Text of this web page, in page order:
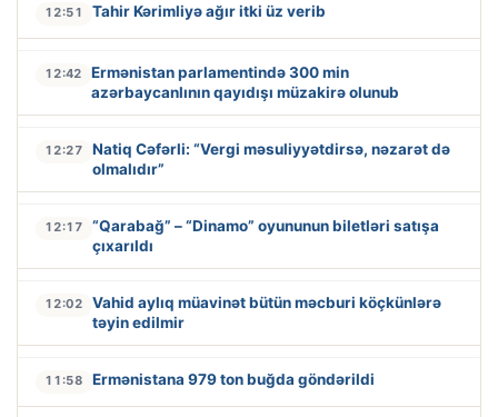
12:51 Tahir Kərimliyə ağır itki üz verib
12:42
Ermənistan parlamentində 300 min
azərbaycanlının qayıdışı müzakirə olunub
12:27
Natiq Cəfərli: “Vergi məsuliyyətdirsə, nəzarət də
olmalıdır”
12:17
“Qarabağ” – “Dinamo” oyununun biletləri satışa
çıxarıldı
12:02
Vahid aylıq müavinət bütün məcburi köçkünlərə
təyin edilmir
11:58 Ermənistana 979 ton buğda göndərildi